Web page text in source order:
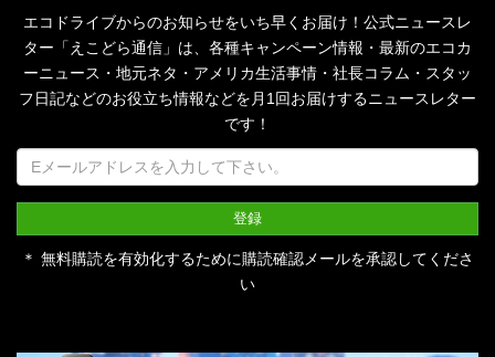
エコドライブからのお知らせをいち早くお届け！公式ニュースレ
ター「えこどら通信」は、 各種キャンペーン情報・最新のエコカ
ーニュース・地元ネタ・アメリカ生活事情・社長コラム・ スタッ
フ日記などのお役立ち情報などを月1回お届けするニュースレター
です！
＊ 無料購読を有効化するために購読確認メールを承認してくださ
い